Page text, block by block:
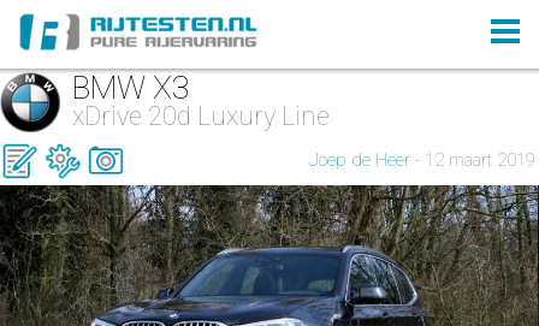
BMW X3
xDrive 20d Luxury Line
Joep de Heer - 12 maart 2019